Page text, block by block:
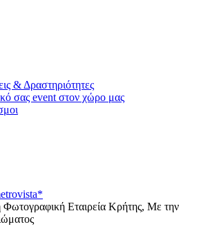
& Δραστηριότητες
σας event στον χώρο μας
Εταιρεία Κρήτης, Με την